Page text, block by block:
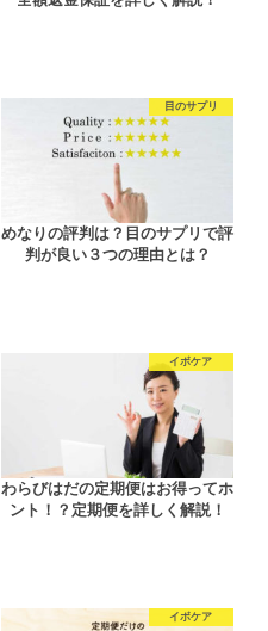
目のサプリ
めなりの評判は？目のサプリで評
判が良い３つの理由とは？
イボケア
わらびはだの定期便はお得ってホ
ント！？定期便を詳しく解説！
イボケア